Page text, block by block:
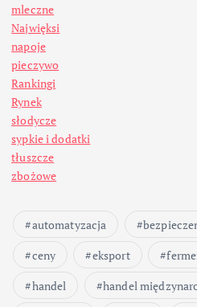
mleczne
Najwięksi
napoje
pieczywo
Rankingi
Rynek
słodycze
sypkie i dodatki
tłuszcze
zbożowe
automatyzacja
ceny
eksport
handel
handel